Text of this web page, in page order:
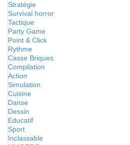
Stratégie
Survival horror
Tactique
Party Game
Point & Click
Rythme
Casse Briques
Compilation
Action
Simulation
Cuisine
Danse
Dessin
Educatif
Sport
Inclassable